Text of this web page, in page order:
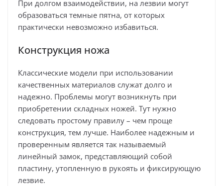
При долгом взаимодействии, на лезвии могут
образоваться темные пятна, от которых
практически невозможно избавиться.
Конструкция ножа
Классические модели при использовании
качественных материалов служат долго и
надежно. Проблемы могут возникнуть при
приобретении складных ножей. Тут нужно
следовать простому правилу – чем проще
конструкция, тем лучше. Наиболее надежным и
проверенным является так называемый
линейный замок, представляющий собой
пластину, утопленную в рукоять и фиксирующую
лезвие.